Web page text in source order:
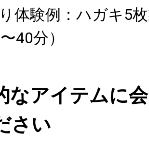
体験例：ハガキ5
40分）
なアイテムに
さい